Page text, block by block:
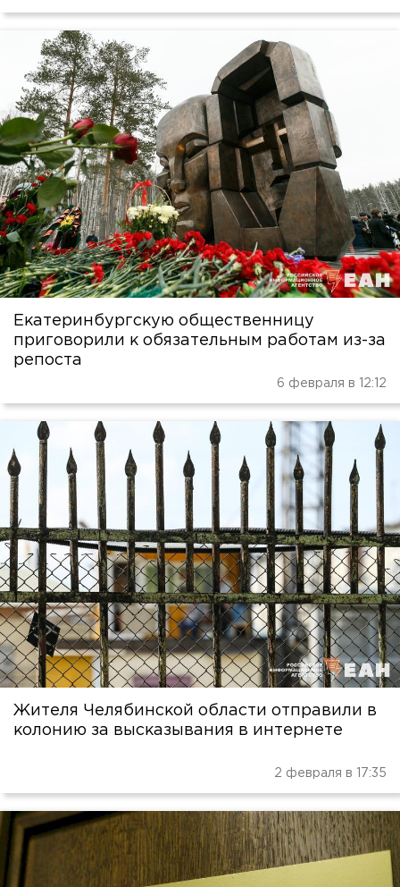
Екатеринбургскую общественницу
приговорили к обязательным работам из-за
репоста
6 февраля в 12:12
Жителя Челябинской области отправили в
колонию за высказывания в интернете
2 февраля в 17:35